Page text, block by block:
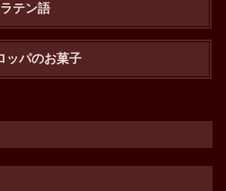
ラテン語
ッパのお菓子